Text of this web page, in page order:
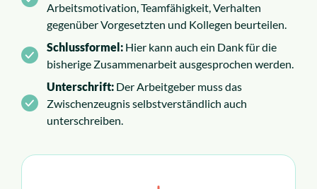
Arbeitsmotivation, Teamfähigkeit, Verhalten
gegenüber Vorgesetzten und Kollegen beurteilen.
Schlussformel: Hier kann auch ein Dank für die
bisherige Zusammenarbeit ausgesprochen werden.
Unterschrift: Der Arbeitgeber muss das
Zwischenzeugnis selbstverständlich auch
unterschreiben.